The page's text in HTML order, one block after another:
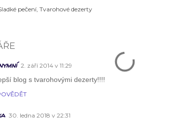
pečení Tvarohové dezerty
2. září 2014 v 11:29
blog s tvarohovými dezerty!!!!
30. ledna 2018 v 22:31